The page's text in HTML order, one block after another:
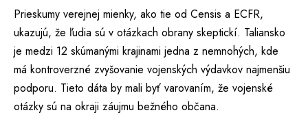
Prieskumy verejnej mienky, ako tie od Censis a ECFR,
ukazujú, že ľudia sú v otázkach obrany skeptickí. Taliansko
je medzi 12 skúmanými krajinami jedna z nemnohých, kde
má kontroverzné zvyšovanie vojenských výdavkov najmenšiu
podporu. Tieto dáta by mali byť varovaním, že vojenské
otázky sú na okraji záujmu bežného občana.